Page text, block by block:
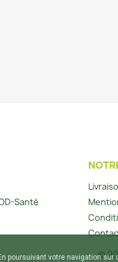
Santé
©
poursuivant votre navigation